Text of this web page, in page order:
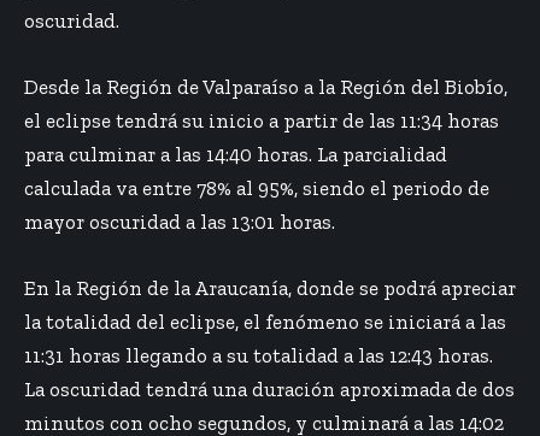
oscuridad.
Desde la Región de Valparaíso a la Región del Biobío,
el eclipse tendrá su inicio a partir de las 11:34 horas
para culminar a las 14:40 horas. La parcialidad
calculada va entre 78% al 95%, siendo el periodo de
mayor oscuridad a las 13:01 horas.
En la Región de la Araucanía, donde se podrá apreciar
la totalidad del eclipse, el fenómeno se iniciará a las
11:31 horas llegando a su totalidad a las 12:43 horas.
La oscuridad tendrá una duración aproximada de dos
minutos con ocho segundos, y culminará a las 14:02